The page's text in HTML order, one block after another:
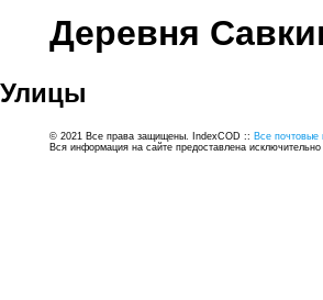
Деревня
Улицы
© 2021 Все права защищены. IndexCOD :: Все
Вся информация на сайте предоставлена